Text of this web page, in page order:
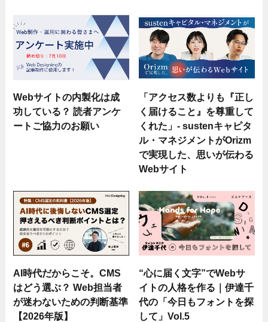
Webサイトの内製化は成
功している？ 読者アンケ
ートご協力のお願い
「アクセス数よりも『正し
く届けること』を尊重して
くれた」- sustenキャピタ
ル・マネジメントがOrizm
で実現した、思いが伝わる
Webサイト
AI時代だからこそ。CMS
はどう選ぶ？ Web担当者
が迷わないための判断基準
【2026年版】
“心に届く文字”でWebサ
イトの人格を作る｜伊達千
代の「今日もフォントを探
して」Vol.5